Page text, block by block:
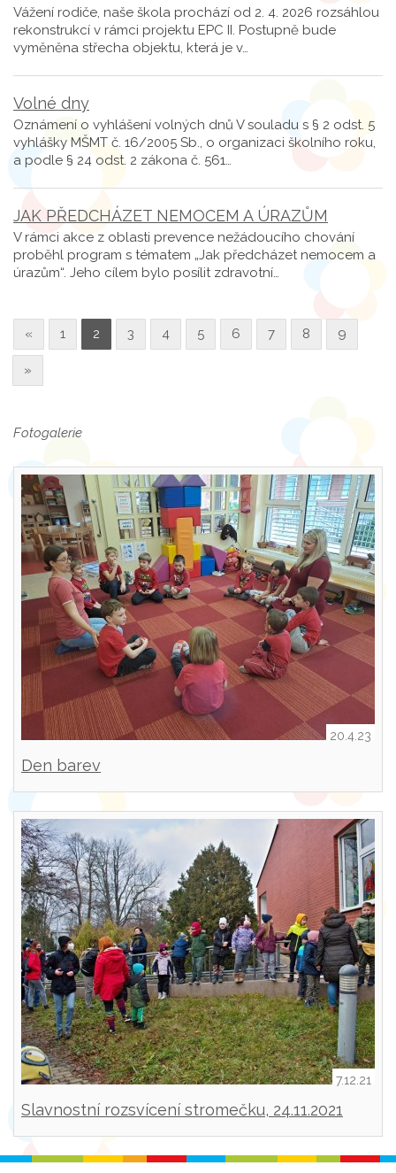
Vážení rodiče, naše škola prochází od 2. 4. 2026 rozsáhlou
rekonstrukcí v rámci projektu EPC II. Postupně bude
vyměněna střecha objektu, která je v…
Volné dny
Oznámení o vyhlášení volných dnů V souladu s § 2 odst. 5
vyhlášky MŠMT č. 16/2005 Sb., o organizaci školního roku,
a podle § 24 odst. 2 zákona č. 561…
JAK PŘEDCHÁZET NEMOCEM A ÚRAZŮM
V rámci akce z oblasti prevence nežádoucího chování
proběhl program s tématem „Jak předcházet nemocem a
úrazům“. Jeho cílem bylo posílit zdravotní…
« 1 2 3 4 5 6 7 8 9
»
Fotogalerie
20.4.23
Den barev
7.12.21
Slavnostní rozsvícení stromečku, 24.11.2021